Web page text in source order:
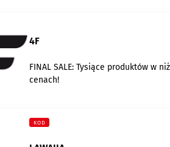
4F
FINAL SALE: Tysiące produktów w
cenach!
KOD